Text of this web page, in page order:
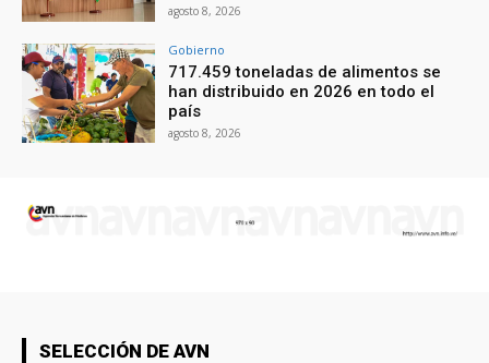
agosto 8, 2026
Gobierno
717.459 toneladas de alimentos se
han distribuido en 2026 en todo el
país
agosto 8, 2026
SELECCIÓN DE AVN